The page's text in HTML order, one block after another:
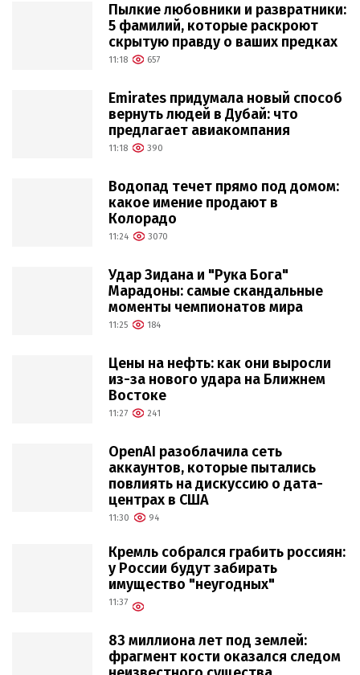
Пылкие любовники и развратники:
5 фамилий, которые раскроют
скрытую правду о ваших предках
11:18 657
Emirates придумала новый способ
вернуть людей в Дубай: что
предлагает авиакомпания
11:18 390
Водопад течет прямо под домом:
какое имение продают в
Колорадо
11:24 3070
Удар Зидана и "Рука Бога"
Марадоны: самые скандальные
моменты чемпионатов мира
11:25 184
Цены на нефть: как они выросли
из-за нового удара на Ближнем
Востоке
11:27 241
OpenAI разоблачила сеть
аккаунтов, которые пытались
повлиять на дискуссию о дата-
центрах в США
11:30 94
Кремль собрался грабить россиян:
у России будут забирать
имущество "неугодных"
11:37
83 миллиона лет под землей:
фрагмент кости оказался следом